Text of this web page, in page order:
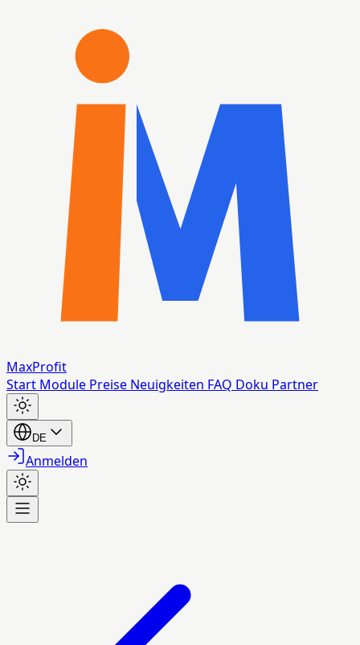
MaxProfit
Start Module Preise Neuigkeiten FAQ Doku Partner
DE
Anmelden